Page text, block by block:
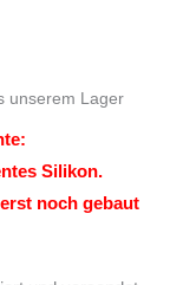
unserem Lager
Silikon.
noch gebaut